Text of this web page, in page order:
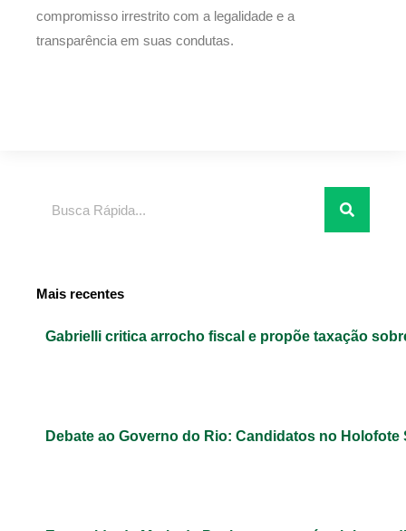
compromisso irrestrito com a legalidade e a
transparência em suas condutas.
Mais recentes
Gabrielli critica arrocho fiscal e propõe taxação
Debate ao Governo do Rio: Candidatos no Holofote